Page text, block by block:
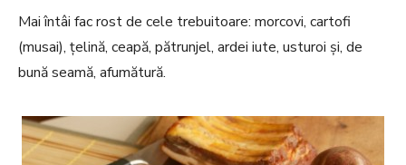
Mai întâi fac rost de cele trebuitoare: morcovi, cartofi
(musai), țelină, ceapă, pătrunjel, ardei iute, usturoi și, de
bună seamă, afumătură.